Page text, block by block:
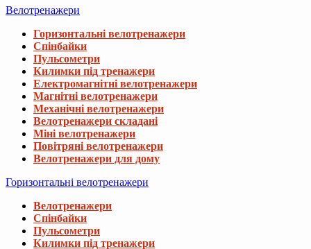
Велотренажери
Горизонтальні велотренажери
Спінбайки
Пульсометри
Килимки під тренажери
Електромагнітні велотренажери
Магнітні велотренажери
Механічні велотренажери
Велотренажери складані
Міні велотренажери
Повітряні велотренажери
Велотренажери для дому
Горизонтальні велотренажери
Велотренажери
Спінбайки
Пульсометри
Килимки під тренажери